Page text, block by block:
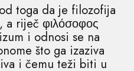
toga da je filozofija
a riječ φιλόσοφος
i odnosi se na
što ga izaziva
i čemu teži biti u